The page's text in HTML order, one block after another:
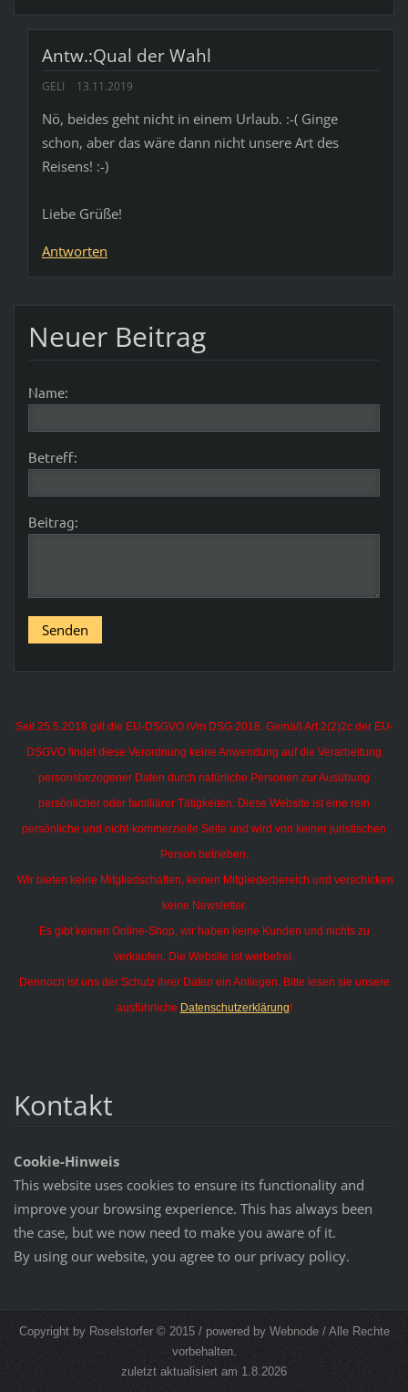
Antw.:Qual der Wahl
GELI 13.11.2019
Nö, beides geht nicht in einem Urlaub. :-( Ginge
schon, aber das wäre dann nicht unsere Art des
Reisens! :-)
Liebe Grüße!
Antworten
Neuer Beitrag
Name:
Betreff:
Beitrag:
Seit 25.5.2018 gilt die EU-DSGVO iVm DSG 2018. Gemäß Art.2(2)2c der EU-
DSGVO findet diese Verordnung keine Anwendung auf die Verarbeitung
personsbezogener Daten durch natürliche Personen zur Ausübung
persönlicher oder familiärer Tätigkeiten. Diese Website ist eine rein
persönliche und nicht-kommerzielle Seite und wird von keiner juristischen
Person betrieben.
Wir bieten keine Mitgliedschaften, keinen Mitgliederbereich und verschicken
keine Newsletter.
Es gibt keinen Online-Shop, wir haben keine Kunden und nichts zu
verkaufen. Die Website ist werbefrei.
Dennoch ist uns der Schutz ihrer Daten ein Anliegen. Bitte lesen sie unsere
ausführliche Datenschutzerklärung!
Kontakt
Cookie-Hinweis
This website uses cookies to ensure its functionality and
improve your browsing experience. This has always been
the case, but we now need to make you aware of it.
By using our website, you agree to our privacy policy.
Copyright by Roselstorfer © 2015 / powered by Webnode / Alle Rechte
vorbehalten.
zuletzt aktualisiert am 1.8.2026